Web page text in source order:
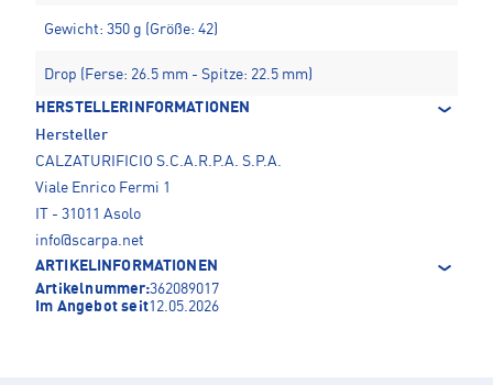
Gewicht: 350 g (Größe: 42)
Drop (Ferse: 26.5 mm - Spitze: 22.5 mm)
HERSTELLERINFORMATIONEN
Hersteller
CALZATURIFICIO S.C.A.R.P.A. S.P.A.
Viale Enrico Fermi 1
IT - 31011 Asolo
info@scarpa.net
ARTIKELINFORMATIONEN
Artikelnummer:362089017
Im Angebot seit12.05.2026